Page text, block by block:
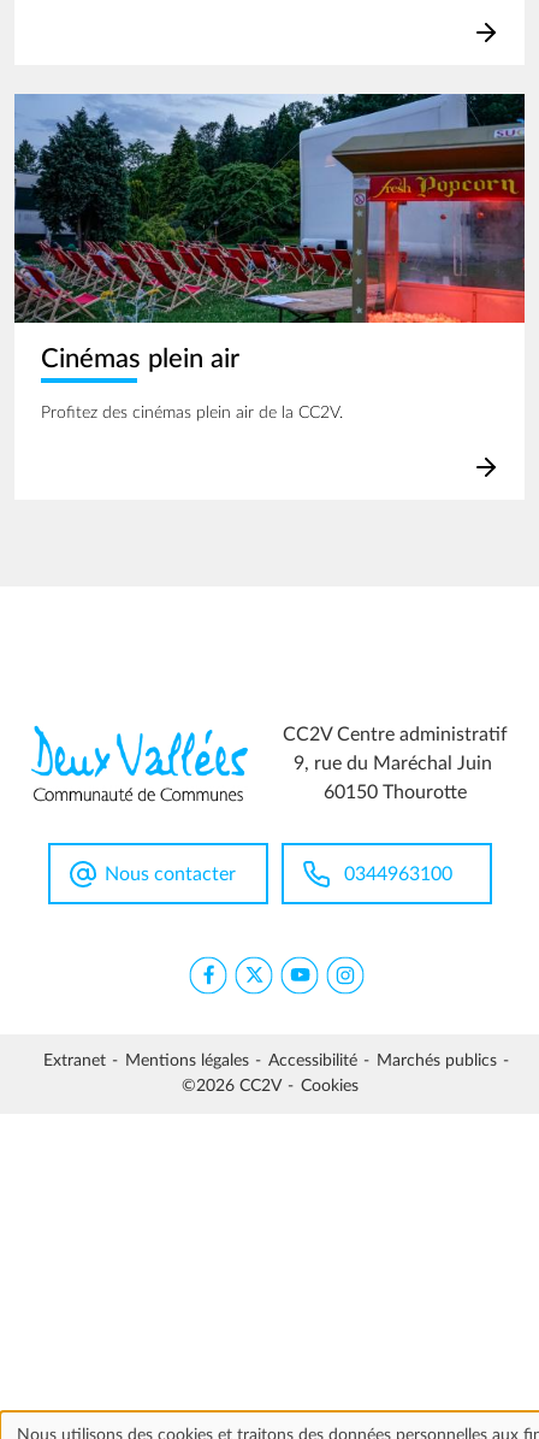
Cinémas plein air
Profitez des cinémas plein air de la CC2V.
CC2V Centre administratif
9, rue du Maréchal Juin
60150 Thourotte
Nous contacter 0344963100
Extranet Mentions légales Accessibilité
Marchés publics
©2026 CC2V
Cookies
Nous utilisons des cookies et traitons des données personnelles aux